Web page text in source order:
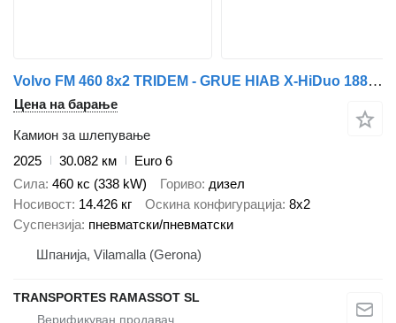
Volvo FM 460 8x2 TRIDEM - GRUE HIAB X-HiDuo 188 B-3
Цена на барање
Камион за шлепување
2025
30.082 км
Euro 6
Сила 460 кс (338 kW) Гориво дизел
Носивост 14.426 кг Оскина конфигурација 8x2
Суспензија пневматски/пневматски
Шпанија, Vilamalla (Gerona)
TRANSPORTES RAMASSOT SL